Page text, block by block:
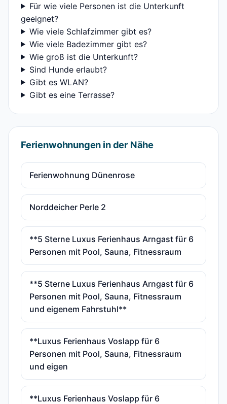
Für wie viele Personen ist die Unterkunft
geeignet?
Wie viele Schlafzimmer gibt es?
Wie viele Badezimmer gibt es?
Wie groß ist die Unterkunft?
Sind Hunde erlaubt?
Gibt es WLAN?
Gibt es eine Terrasse?
Ferienwohnungen in der Nähe
Ferienwohnung Dünenrose
Norddeicher Perle 2
**5 Sterne Luxus Ferienhaus Arngast für 6
Personen mit Pool, Sauna, Fitnessraum
**5 Sterne Luxus Ferienhaus Arngast für 6
Personen mit Pool, Sauna, Fitnessraum
und eigenem Fahrstuhl**
**Luxus Ferienhaus Voslapp für 6
Personen mit Pool, Sauna, Fitnessraum
und eigen
**Luxus Ferienhaus Voslapp für 6